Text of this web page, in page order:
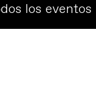
los eventos